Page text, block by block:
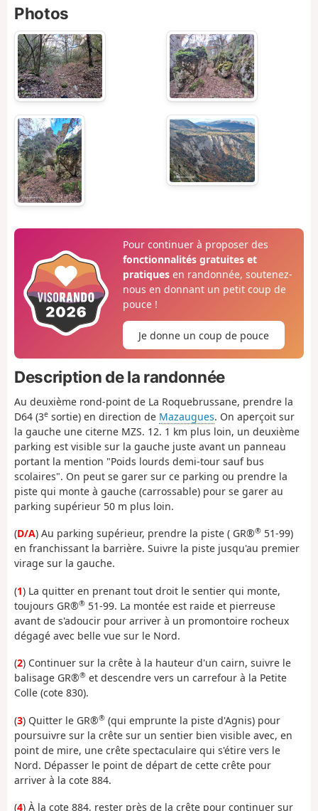
Photos
Pour continuer à proposer des
fonctionnalités gratuites et
pratiquesen randonnée, soutenez-
nous en donnant un petit coup de
pouce !
Je donne un coup de pouce
Description de la randonnée
Au deuxième rond-point de La Roquebrussane, prendre la
D64 (3e sortie) en direction de Mazaugues. On aperçoit sur
la gauche une citerne MZS. 12. 1 km plus loin, un deuxième
parking est visible sur la gauche juste avant un panneau
portant la mention "Poids lourds demi-tour sauf bus
scolaires". On peut se garer sur ce parking ou prendre la
piste qui monte à gauche (carrossable) pour se garer au
parking supérieur 50 m plus loin.
(D/A) Au parking supérieur, prendre la piste ( GR®® 51-99)
en franchissant la barrière. Suivre la piste jusqu'au premier
virage sur la gauche.
(1) La quitter en prenant tout droit le sentier qui monte,
toujours GR®® 51-99. La montée est raide et pierreuse
avant de s'adoucir pour arriver à un promontoire rocheux
dégagé avec belle vue sur le Nord.
(2) Continuer sur la crête à la hauteur d'un cairn, suivre le
balisage GR®® et descendre vers un carrefour à la Petite
Colle (cote 830).
(3) Quitter le GR®® (qui emprunte la piste d'Agnis) pour
poursuivre sur la crête sur un sentier bien visible avec, en
point de mire, une crête spectaculaire qui s'étire vers le
Nord. Dépasser le point de départ de cette crête pour
arriver à la cote 884.
(4) À la cote 884, rester près de la crête pour continuer sur